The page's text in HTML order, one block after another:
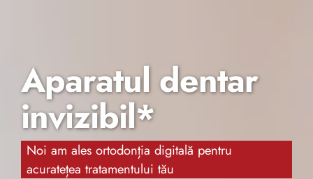
Aparatul dentar
invizibil*
Noi am ales ortodonția digitală pentru
acuratețea tratamentului tău